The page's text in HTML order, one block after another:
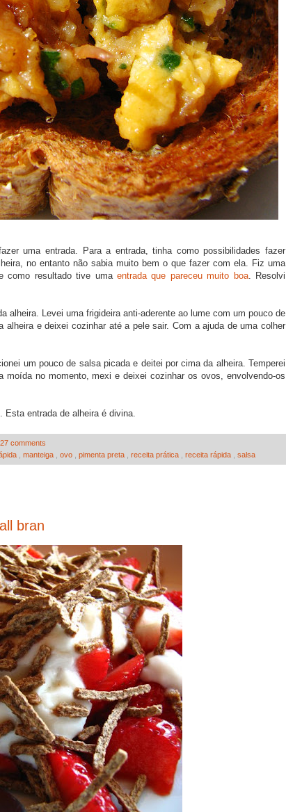
uma entrada. Para a entrada, tinha como possibilidades fazer
no entanto não sabia muito bem o que fazer com ela. Fiz uma
como resultado tive umaentrada que pareceu muito boa. Resolvi
alheira. Levei uma frigideira anti-aderente ao lume com um pouco de
alheira e deixei cozinhar até a pele sair. Com a ajuda de uma colher
um pouco de salsa picada e deitei por cima da alheira. Temperei
moída no momento, mexi e deixei cozinhar os ovos, envolvendo-os
entrada de alheira é divina.
27 comments
manteiga ovo pimenta preta receita prática receita rápida salsa
bran